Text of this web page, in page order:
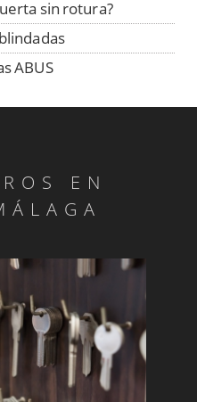
sin rotura?
ABUS
llaves
horas
urgentes 24 horas
locales
Tesa
seguridad
EN